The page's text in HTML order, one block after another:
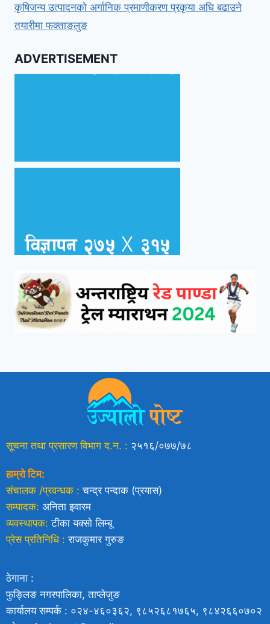
कृषिजन्य उत्पादनको अर्गानिक प्रमाणीकरण प्रकृया अघि बढाउने
तयारीमा फक्ताङलुङ
ADVERTISEMENT
सूचना तथा प्रसारण विभाग द.न. : २५१६/०७७/७८
हाम्रो टिम:
संचालक /प्रवन्धक : चन्द्र पन्दाक (प्रयास)
सम्पादक: अनिता इवारम
व्यवस्थापक: टीका यक्साे लिम्बू
प्रेस प्रतिनिधि : राजकुमार गुरुङ
ठेगाना :
फुङ्लिङ नगरपालिका, ताप्लेजुङ
कार्यालय सम्पर्क : ०२४-४६०३६२, ९८५२६८१७६५, ९८४२६६०७०२